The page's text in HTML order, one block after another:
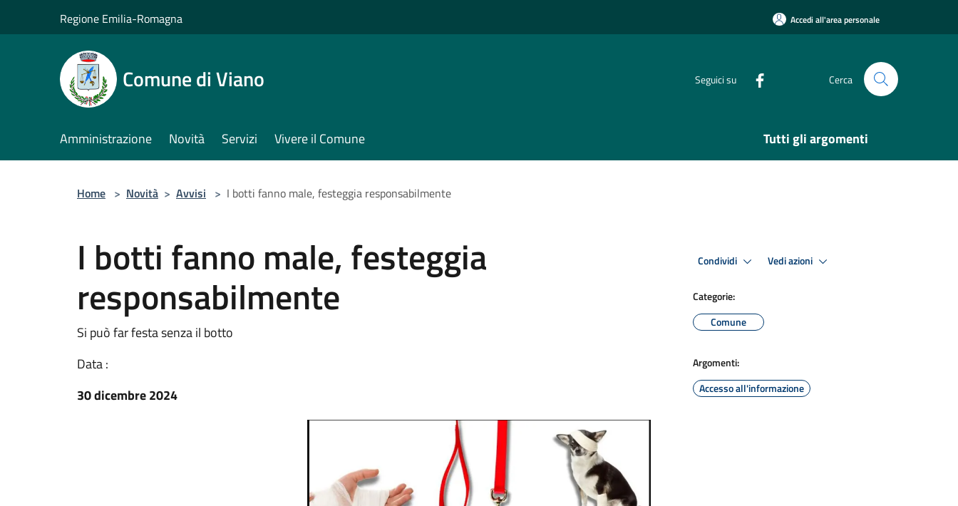
Regione Emilia-Romagna Accedi all'area personale
Comune di Viano Seguici su Cerca
Amministrazione Novità Servizi Vivere il Comune Tutti gli argomenti
Home > Novità > Avvisi > I botti fanno male, festeggia responsabilmente
I botti fanno male, festeggia
responsabilmente
Si può far festa senza il botto
Data :
30 dicembre 2024
Condividi Vedi azioni
Categorie:
Comune
Argomenti:
Accesso all'informazione